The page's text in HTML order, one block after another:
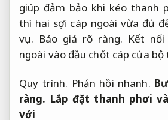
giúp đảm bảo khi kéo thanh
thì hai sợi cáp ngoài vừa đủ
vụ. Báo giá rõ ràng. Kết
ngoài vào đầu chốt cáp của bộ
Quy trình. Phản hồi nhanh.
ràng. Lắp đặt thanh phơi
với